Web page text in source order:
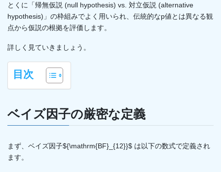
とくに「帰無仮説 (null hypothesis) vs. 対立仮説 (alternative
hypothesis)」の枠組みでよく用いられ、伝統的なp値とは異なる観
点から仮説の根拠を評価します。
詳しく見ていきましょう。
目次
ベイズ因子の厳密な定義
まず、ベイズ因子${\mathrm{BF}_{12}}$ は以下の数式で定義され
ます。